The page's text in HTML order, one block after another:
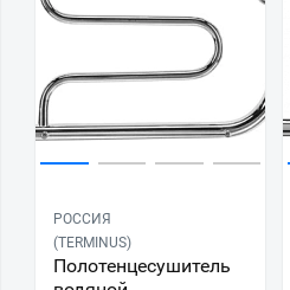
РОССИЯ
(TERMINUS)
Полотенцесушитель